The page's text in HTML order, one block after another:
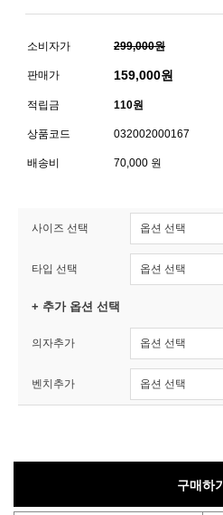
소비자가 299,000원
판매가 159,000원
적립금 110원
상품코드 032002000167
배송비 70,000 원
사이즈 선택
타입 선택
+ 추가 옵션 선택
의자추가
벤치추가
구매하기